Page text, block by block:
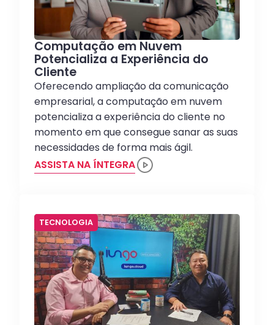
Computação em Nuvem
Potencializa a Experiência do
Cliente
Oferecendo ampliação da comunicação
empresarial, a computação em nuvem
potencializa a experiência do cliente no
momento em que consegue sanar as suas
necessidades de forma mais ágil.
ASSISTA NA ÍNTEGRA
TECNOLOGIA